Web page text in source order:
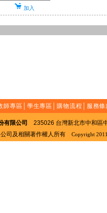
加入
師專區 學生專區 │購物流程 服務條
有限公司
235026 台灣新北市中和
司及相關著作權人所有
Copyright